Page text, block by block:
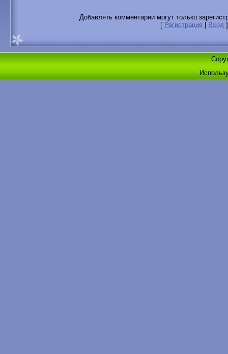
Добавлять комментарии могут только
[ Регистрация Вход]